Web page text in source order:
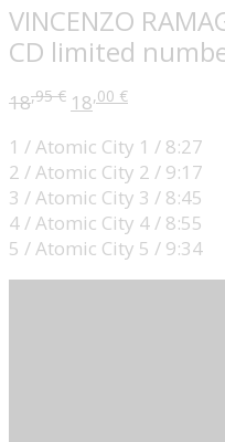
VINCENZO
CD limited
18,95€ 18,00 €
1 / Atomic City 1 / 8:27
2 / Atomic City 2 / 9:17
3 / Atomic City 3 / 8:45
4 / Atomic City 4 / 8:55
5 / Atomic City 5 / 9:34